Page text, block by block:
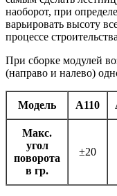
наоборот, при
варьировать высоту
процессе
При сборке модулей
(направо и налево)
Модель A110
Макс.
угол
поворота
в гр.
±20